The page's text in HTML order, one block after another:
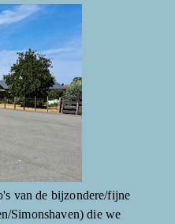
van de bijzondere/fijne
Simonshaven) die we